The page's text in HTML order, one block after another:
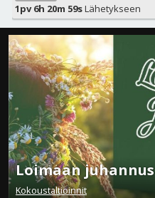
1pv 6h 20m 57sLähetykseen
Loimaan juhannus
Kokoustaltioinnit